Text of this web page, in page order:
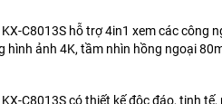
KX-C8013S hỗ trợ 4in1 xem các
hình ảnh 4K, tầm nhìn hồng ngoại
C8013Scó thiết kế độc đáo, tinh